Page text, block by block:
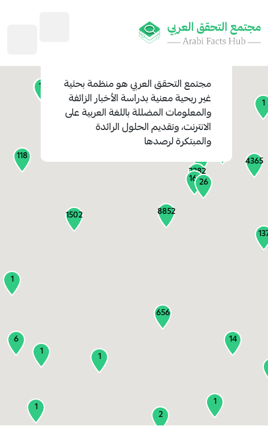
8852
127
45
2282
4365
1502
14
2
656
118
6
1
1113
26
1
1 1
1
161
1
مجتمع التحقق العربيهو منظمة بحثية
غير ربحية معنية بدراسة الأخبار الزائفة
والمعلومات المضللة باللغة العربية على
الانترنت، وتقديم الحلول الرائدة
والمبتكرة لرصدها